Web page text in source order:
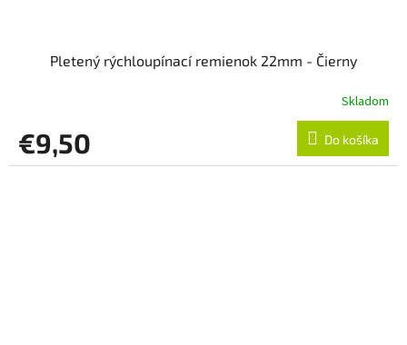
Pletený rýchloupínací remienok 22mm - Čierny
Skladom
€9,50 Do košíka